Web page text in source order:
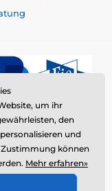
Shop erstellt von
um ihr
den
und
können
Mehr erfahren»